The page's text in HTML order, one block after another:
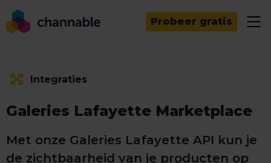
Probeer gratis
Integraties
Galeries Lafayette Marketplace
Met onze Galeries Lafayette API kun je
de zichtbaarheid van je producten op